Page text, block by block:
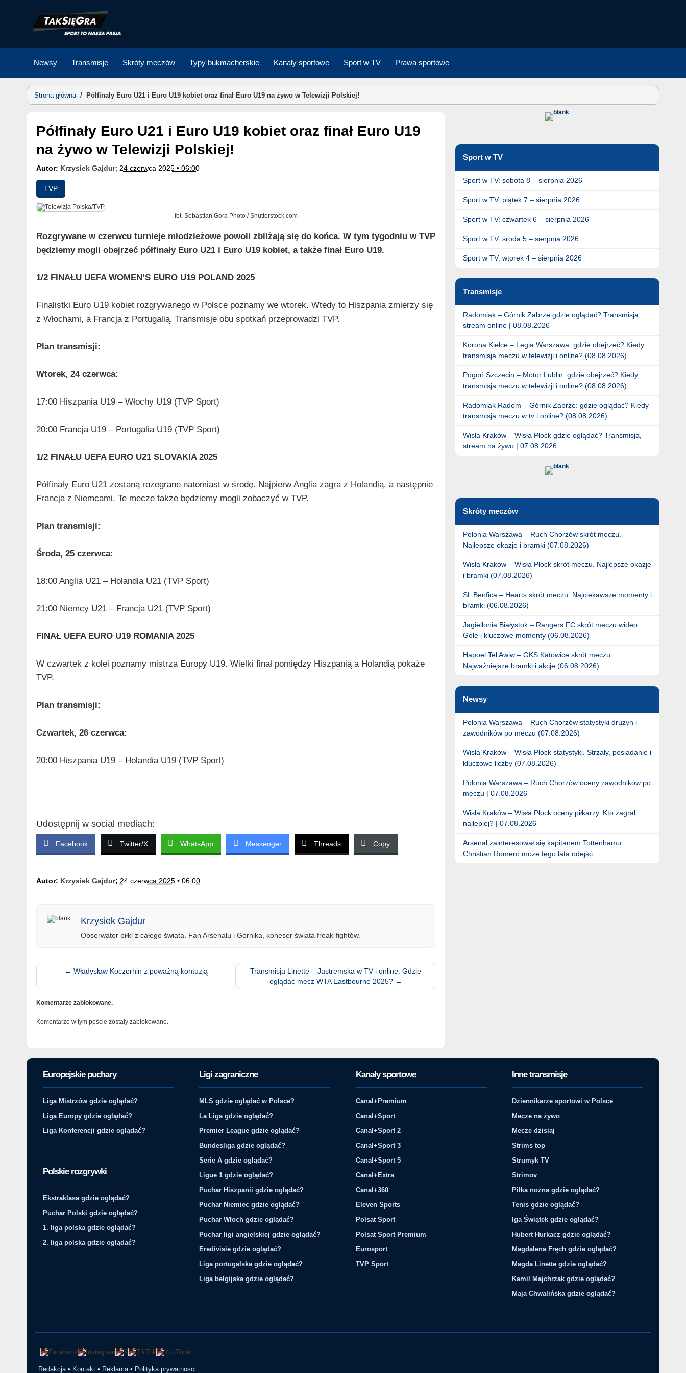
Newsy Transmisje Skróty meczów Typy bukmacherskie Kanały sportowe Sport w TV Prawa sportowe
Strona główna/ Półfinały Euro U21 i Euro U19 kobiet oraz finał Euro U19 na żywo w Telewizji Polskiej!
Półfinały Euro U21 i Euro U19 kobiet oraz finał Euro U19
na żywo w Telewizji Polskiej!
Autor: Krzysiek Gajdur; 24 czerwca 2025 • 06:00
TVP
fot. Sebastian Gora Photo / Shutterstock.com
Rozgrywane w czerwcu turnieje młodzieżowe powoli zbliżają się do końca. W tym tygodniu w TVP
będziemy mogli obejrzeć półfinały Euro U21 i Euro U19 kobiet, a także finał Euro U19.
1/2 FINAŁU UEFA WOMEN’S EURO U19 POLAND 2025
Finalistki Euro U19 kobiet rozgrywanego w Polsce poznamy we wtorek. Wtedy to Hiszpania zmierzy się
z Włochami, a Francja z Portugalią. Transmisje obu spotkań przeprowadzi TVP.
Plan transmisji:
Wtorek, 24 czerwca:
17:00 Hiszpania U19 – Włochy U19 (TVP Sport)
20:00 Francja U19 – Portugalia U19 (TVP Sport)
1/2 FINAŁU UEFA EURO U21 SLOVAKIA 2025
Półfinały Euro U21 zostaną rozegrane natomiast w środę. Najpierw Anglia zagra z Holandią, a następnie
Francja z Niemcami. Te mecze także będziemy mogli zobaczyć w TVP.
Plan transmisji:
Środa, 25 czerwca:
18:00 Anglia U21 – Holandia U21 (TVP Sport)
21:00 Niemcy U21 – Francja U21 (TVP Sport)
FINAŁ UEFA EURO U19 ROMANIA 2025
W czwartek z kolei poznamy mistrza Europy U19. Wielki finał pomiędzy Hiszpanią a Holandią pokaże
TVP.
Plan transmisji:
Czwartek, 26 czerwca:
20:00 Hiszpania U19 – Holandia U19 (TVP Sport)
Udostępnij w social mediach:
Facebook Twitter/X WhatsApp Messenger Threads Copy
Autor: Krzysiek Gajdur; 24 czerwca 2025 • 06:00
Krzysiek Gajdur
Obserwator piłki z całego świata. Fan Arsenalu i Górnika, koneser świata freak-fightów.
← Władysław Koczerhin z poważną kontuzją
Transmisja Linette – Jastremska w TV i online. Gdzie
oglądać mecz WTA Eastbourne 2025? →
Komentarze zablokowane.
Komentarze w tym poście zostały zablokowane.
Sport w TV
Sport w TV: sobota 8 – sierpnia 2026
Sport w TV: piątek 7 – sierpnia 2026
Sport w TV: czwartek 6 – sierpnia 2026
Sport w TV: środa 5 – sierpnia 2026
Sport w TV: wtorek 4 – sierpnia 2026
Transmisje
Radomiak – Górnik Zabrze gdzie oglądać? Transmisja,
stream online | 08.08.2026
Korona Kielce – Legia Warszawa: gdzie obejrzeć? Kiedy
transmisja meczu w telewizji i online? (08.08.2026)
Pogoń Szczecin – Motor Lublin: gdzie obejrzeć? Kiedy
transmisja meczu w telewizji i online? (08.08.2026)
Radomiak Radom – Górnik Zabrze: gdzie oglądać? Kiedy
transmisja meczu w tv i online? (08.08.2026)
Wisła Kraków – Wisła Płock gdzie oglądać? Transmisja,
stream na żywo | 07.08.2026
Skróty meczów
Polonia Warszawa – Ruch Chorzów skrót meczu.
Najlepsze okazje i bramki (07.08.2026)
Wisła Kraków – Wisła Płock skrót meczu. Najlepsze okazje
i bramki (07.08.2026)
SL Benfica – Hearts skrót meczu. Najciekawsze momenty i
bramki (06.08.2026)
Jagiellonia Białystok – Rangers FC skrót meczu wideo.
Gole i kluczowe momenty (06.08.2026)
Hapoel Tel Awiw – GKS Katowice skrót meczu.
Najważniejsze bramki i akcje (06.08.2026)
Newsy
Polonia Warszawa – Ruch Chorzów statystyki drużyn i
zawodników po meczu (07.08.2026)
Wisła Kraków – Wisła Płock statystyki. Strzały, posiadanie i
kluczowe liczby (07.08.2026)
Polonia Warszawa – Ruch Chorzów oceny zawodników po
meczu | 07.08.2026
Wisła Kraków – Wisła Płock oceny piłkarzy. Kto zagrał
najlepiej? | 07.08.2026
Arsenal zainteresował się kapitanem Tottenhamu.
Christian Romero może tego lata odejść
Europejskie puchary
Liga Mistrzów gdzie oglądać?
Liga Europy gdzie oglądać?
Liga Konferencji gdzie oglądać?
Polskie rozgrywki
Ekstraklasa gdzie oglądać?
Puchar Polski gdzie oglądać?
1. liga polska gdzie oglądać?
2. liga polska gdzie oglądać?
Ligi zagraniczne
MLS gdzie oglądać w Polsce?
La Liga gdzie oglądać?
Premier League gdzie oglądać?
Bundesliga gdzie oglądać?
Serie A gdzie oglądać?
Ligue 1 gdzie oglądać?
Puchar Hiszpanii gdzie oglądać?
Puchar Niemiec gdzie oglądać?
Puchar Włoch gdzie oglądać?
Puchar ligi angielskiej gdzie oglądać?
Eredivisie gdzie oglądać?
Liga portugalska gdzie oglądać?
Liga belgijska gdzie oglądać?
Kanały sportowe
Canal+Premium
Canal+Sport
Canal+Sport 2
Canal+Sport 3
Canal+Sport 5
Canal+Extra
Canal+360
Eleven Sports
Polsat Sport
Polsat Sport Premium
Eurosport
TVP Sport
Inne transmisje
Dziennikarze sportowi w Polsce
Mecze na żywo
Mecze dzisiaj
Strims top
Strumyk TV
Strimov
Piłka nożna gdzie oglądać?
Tenis gdzie oglądać?
Iga Świątek gdzie oglądać?
Hubert Hurkacz gdzie oglądać?
Magdalena Fręch gdzie oglądać?
Magda Linette gdzie oglądać?
Kamil Majchrzak gdzie oglądać?
Maja Chwalińska gdzie oglądać?
Redakcja• Kontakt• Reklama• Polityka prywatnosci